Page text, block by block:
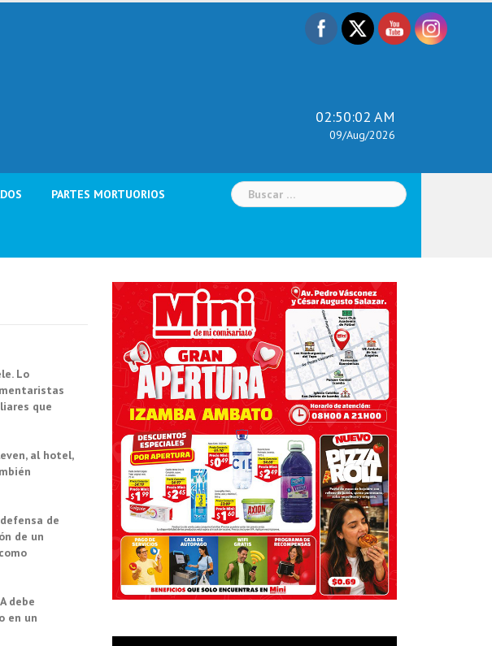
02:50:03 AM
09/Aug/2026
PARTES MORTUORIOS Buscar:
Lo
que
al hotel,
de
de un
debe
en un